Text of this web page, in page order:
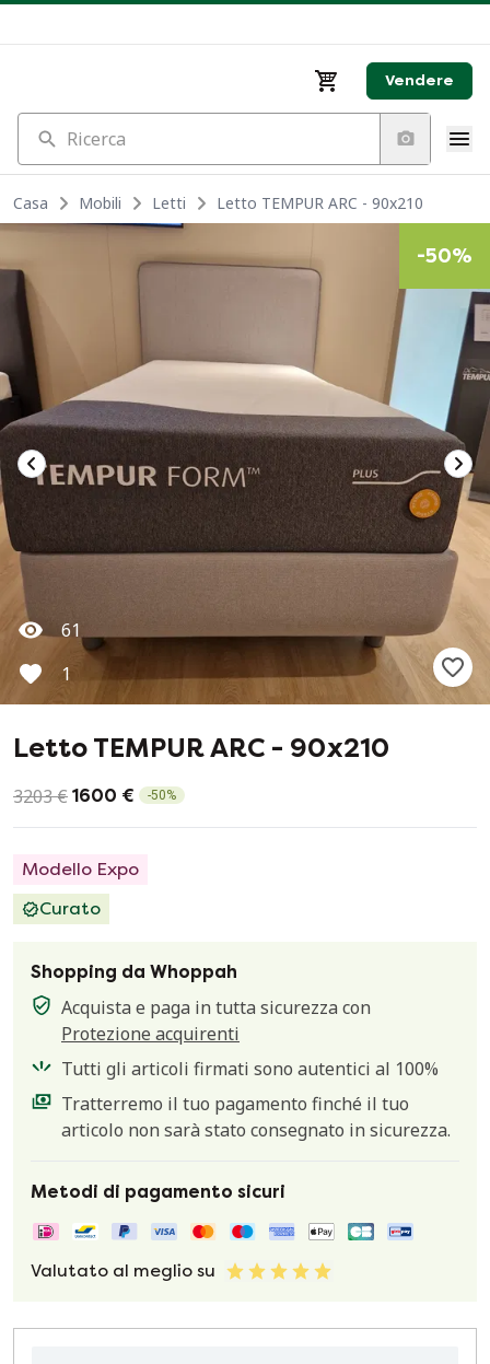
Vendere
Ricerca
Casa Mobili Letti Letto TEMPUR ARC - 90x210
61
1
-50%
Letto TEMPUR ARC - 90x210
3203 € 1600 € -50%
Modello Expo
Curato
Shopping da Whoppah
Acquista e paga in tutta sicurezza con
Protezione acquirenti
Tutti gli articoli firmati sono autentici al 100%
Tratterremo il tuo pagamento finché il tuo
articolo non sarà stato consegnato in sicurezza.
Metodi di pagamento sicuri
Valutato al meglio su